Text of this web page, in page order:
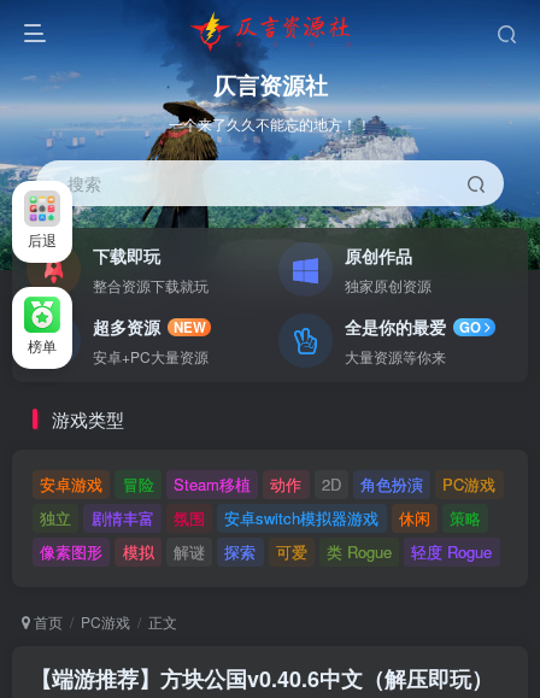
仄言资源社
一个来了久久不能忘的地方！！
搜索
下载即玩
整合资源下载就玩
原创作品
独家原创资源
超多资源
NEW
安卓+PC大量资源
全是你的最爱
GO
大量资源等你来
游戏类型
安卓游戏 冒险 Steam移植 动作 2D 角色扮演
PC游戏
独立
剧情丰富 氛围 安卓switch模拟器游戏 休闲
策略
像素图形
模拟 解谜 探索 可爱 类 Rogue 轻度 Rogue
首页 PC游戏 正文
【端游推荐】方块公国v0.40.6中文（解压即玩）
后退
榜单